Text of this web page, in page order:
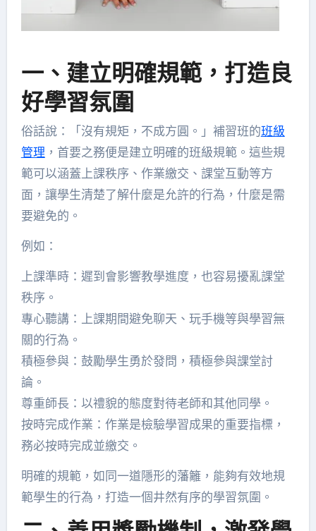
一、建立明確規範，打造良
好學習氛圍
俗話說：「沒有規矩，不成方圓。」補習班的班級
管理 ，首要之務便是建立明確的班級規範。這些規
範可以涵蓋上課秩序、作業繳交、課堂互動等方
面，讓學生清楚了解什麼是允許的行為，什麼是需
要避免的。
例如：
上課準時：遲到會影響教學進度，也容易擾亂課堂
秩序。
專心聽講：上課期間避免聊天、玩手機等與學習無
關的行為。
積極參與：鼓勵學生勇於發問，積極參與課堂討
論。
尊重師長：以禮貌的態度對待老師和其他同學。
按時完成作業：作業是檢驗學習成果的重要指標，
務必按時完成並繳交。
明確的規範，如同一道隱形的藩籬，能夠有效地規
範學生的行為，打造一個井然有序的學習氛圍。